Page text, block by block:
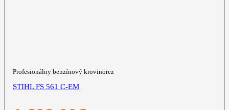
Profesionálny benzínový krovinorez
STIHL FS 561 C-EM